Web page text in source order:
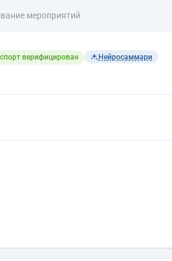
мероприятий
верифицирован Нейросаммари